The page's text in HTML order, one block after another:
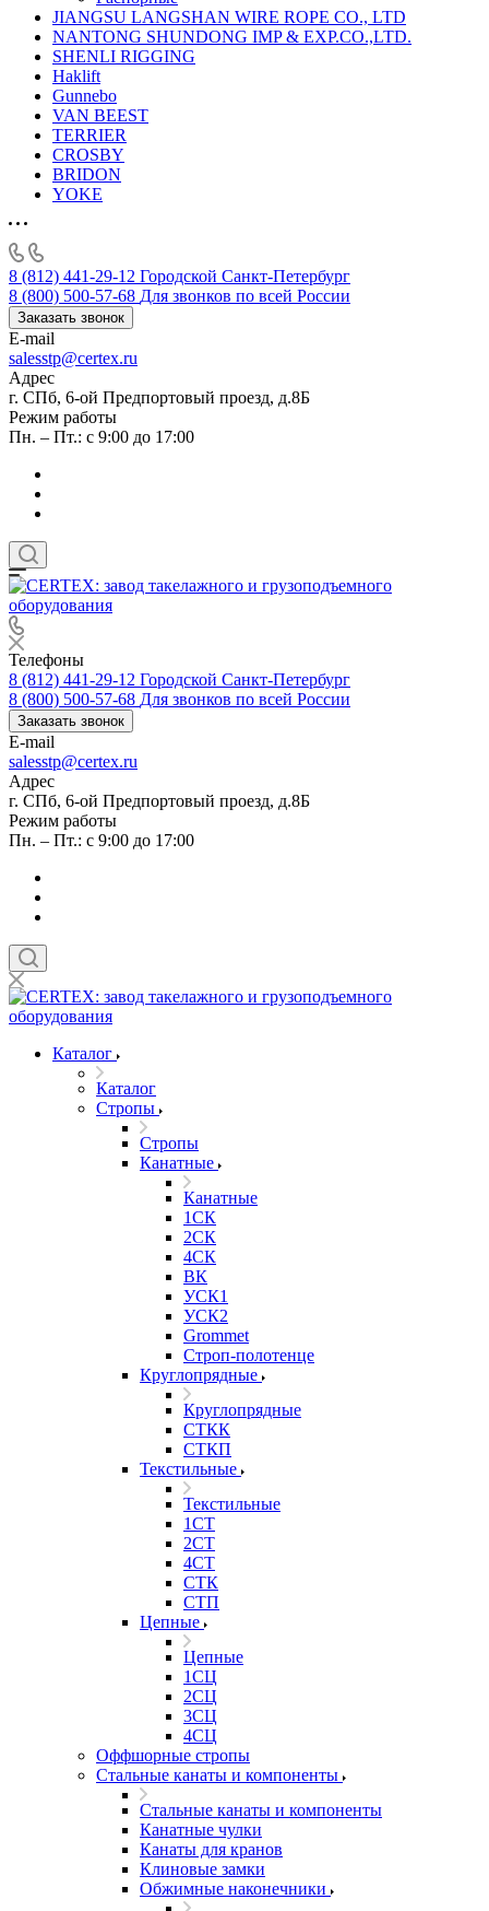
JIANGSU LANGSHAN WIRE ROPE CO., LTD
NANTONG SHUNDONG IMP & EXP.CO.,LTD.
SHENLI RIGGING
Haklift
Gunnebo
VAN BEEST
TERRIER
CROSBY
BRIDON
YOKE
8 (812) 441-29-12 Городской Санкт-Петербург
8 (800) 500-57-68 Для звонков по всей России
Заказать звонок
E-mail
salesstp@certex.ru
Адрес
г. СПб, 6-ой Предпортовый проезд, д.8Б
Режим работы
Пн. – Пт.: с 9:00 до 17:00
Телефоны
8 (812) 441-29-12 Городской Санкт-Петербург
8 (800) 500-57-68 Для звонков по всей России
Заказать звонок
E-mail
salesstp@certex.ru
Адрес
г. СПб, 6-ой Предпортовый проезд, д.8Б
Режим работы
Пн. – Пт.: с 9:00 до 17:00
Каталог
Каталог
Стропы
Стропы
Канатные
Канатные
1СК
2СК
4СК
ВК
УСК1
УСК2
Grommet
Строп-полотенце
Круглопрядные
Круглопрядные
СТКК
СТКП
Текстильные
Текстильные
1СТ
2СТ
4СТ
СТК
СТП
Цепные
Цепные
1СЦ
2СЦ
3СЦ
4СЦ
Оффшорные стропы
Стальные канаты и компоненты
Стальные канаты и компоненты
Канатные чулки
Канаты для кранов
Клиновые замки
Обжимные наконечники